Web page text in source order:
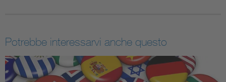
Potrebbe interessarvi anche questo